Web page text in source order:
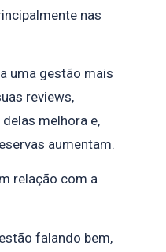
nas
uma gestão mais
reviews,
melhora e,
aumentam.
relação com a
falando bem,